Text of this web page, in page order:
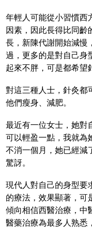
年輕人可能從小習慣西
因素，因此長得比同齡
長，新陳代謝開始減慢
過，更多的是對自己身
起來不胖，可是都希望
對這三種人士，針灸都
他們瘦身、減肥。
最近有一位女士，她對
可以輕盈一點，我就為
不消一個月，她已經減
驚訝。
現代人對自己的身型要
的療法，效果顯著，可
傾向相信西醫治療，中
醫藥治療為最多人熟悉